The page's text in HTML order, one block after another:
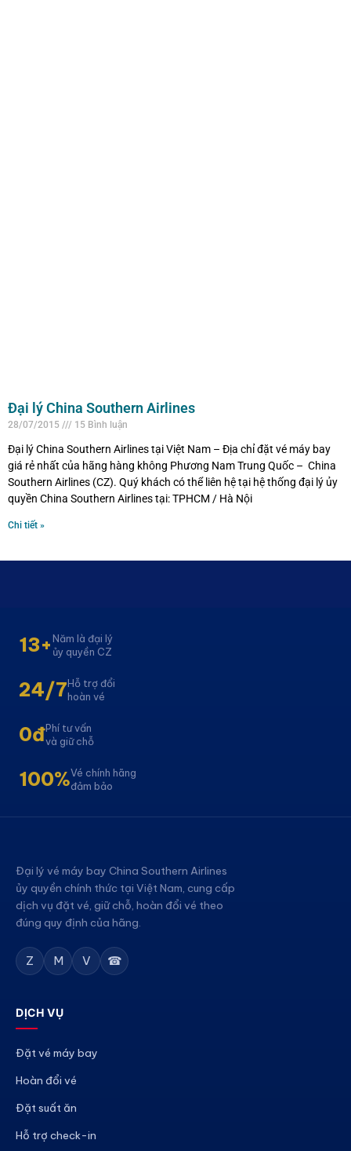
Đại lý China Southern Airlines
28/07/2015 15 Bình luận
Đại lý China Southern Airlines tại Việt Nam – Địa chỉ đặt vé máy bay
giá rẻ nhất của hãng hàng không Phương Nam Trung Quốc – China
Southern Airlines (CZ). Quý khách có thể liên hệ tại hệ thống đại lý ủy
quyền China Southern Airlines tại: TPHCM / Hà Nội
Chi tiết »
13+Năm là đại lý
ủy quyền CZ
24/7Hỗ trợ đổi
hoàn vé
0đPhí tư vấn
và giữ chỗ
100%Vé chính hãng
đảm bảo
Đại lý vé máy bay China Southern Airlines
ủy quyền chính thức tại Việt Nam, cung cấp
dịch vụ đặt vé, giữ chỗ, hoàn đổi vé theo
đúng quy định của hãng.
Z M V ☎
DỊCH VỤ
Đặt vé máy bay
Hoàn đổi vé
Đặt suất ăn
Hỗ trợ check-in